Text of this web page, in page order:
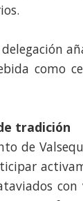
como
tradición
de
con